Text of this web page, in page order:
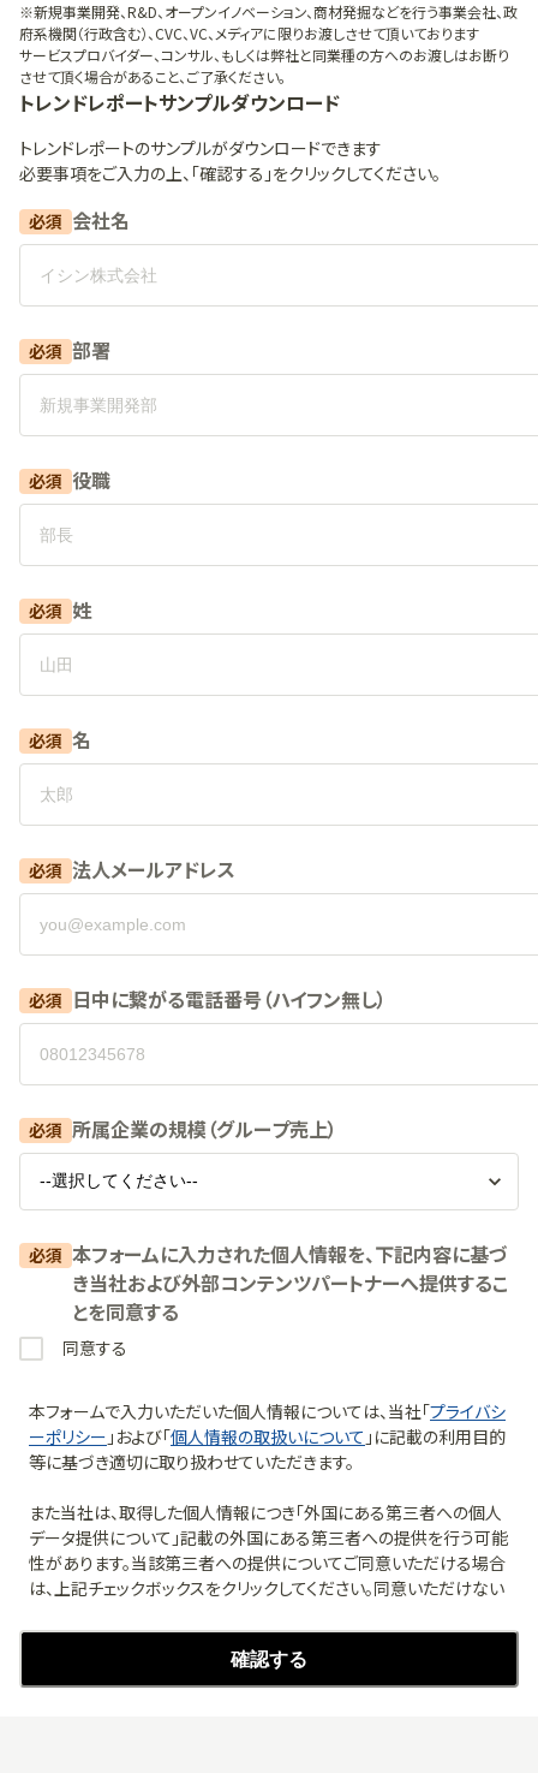
※新規事業開発、R&D、オープンイノベーション、商材発掘などを行う事業会社、政
府系機関（行政含む）、CVC、VC、メディアに限りお渡しさせて頂いております
サービスプロバイダー、コンサル、もしくは弊社と同業種の方へのお渡しはお断り
させて頂く場合があること、ご了承ください。
トレンドレポートサンプルダウンロード
トレンドレポートのサンプルがダウンロードできます
必要事項をご入力の上、「確認する」をクリックしてください。
必須 会社名
必須 部署
必須 役職
必須 姓
必須 名
必須 法人メールアドレス
必須 日中に繋がる電話番号（ハイフン無し）
必須 所属企業の規模（グループ売上）
必須 本フォームに入力された個人情報を、下記内容に基づ
き当社および外部コンテンツパートナーへ提供するこ
とを同意する
同意する
本フォームで入力いただいた個人情報については、当社「プライバシ
ーポリシー 」および「個人情報の取扱いについて 」に記載の利用目的
等に基づき適切に取り扱わせていただきます。
また当社は、取得した個人情報につき「外国にある第三者への個人
データ提供について」記載の外国にある第三者への提供を行う可能
性があります。当該第三者への提供についてご同意いただける場合
は、上記チェックボックスをクリックしてください。同意いただけない
なお、当社は、当社「個人情報の取り扱いについて」に基づき、第三者
提供の同意にあたっては以下の事項について本人に情報を提供す
確認する